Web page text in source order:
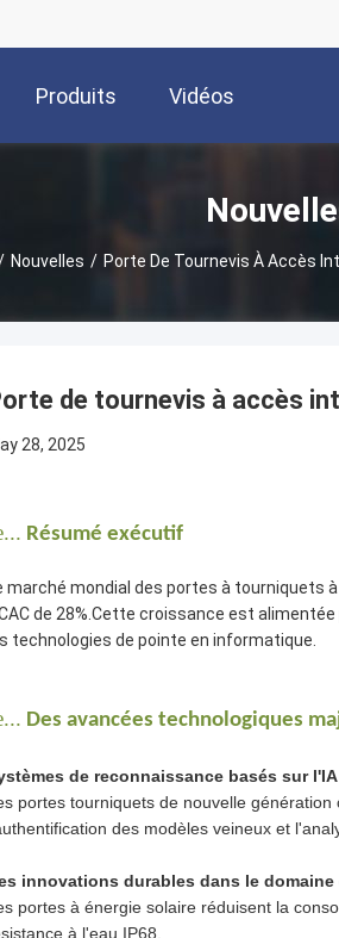
Produits Vidéos
Nouvelles / Porte De Tournevis À Accès
de tournevis à accès
28, 2025
Résumé exécutif
marché mondial des portes à tourniquets
de 28%.Cette croissance est
technologies de pointe en informatique.
Des avancées technologiques
de reconnaissance basés sur l'IA
portes tourniquets de nouvelle
des modèles veineux et
innovations durables dans le domaine
portes à énergie solaire réduisent la
à l'eau IP68.